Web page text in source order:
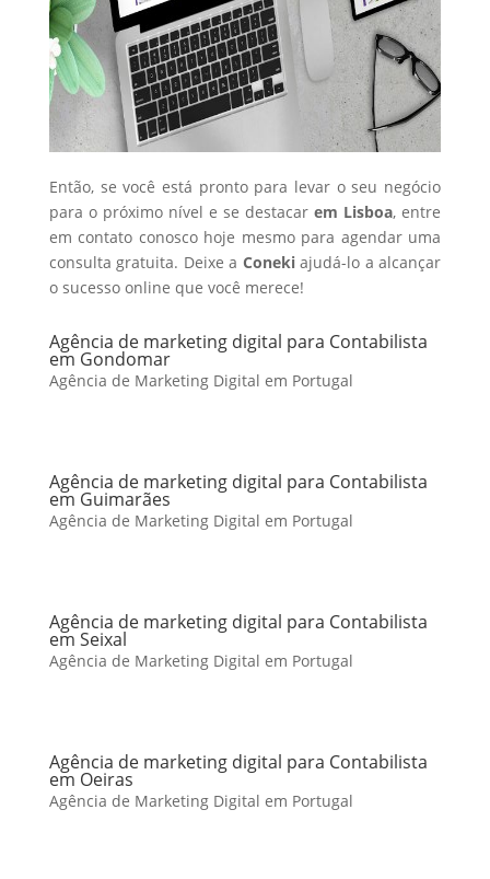
Então, se você está pronto para levar o seu negócio
para o próximo nível e se destacarem Lisboa, entre
em contato conosco hoje mesmo para agendar uma
consulta gratuita. Deixe a Conekiajudá-lo a alcançar
o sucesso online que você merece!
Agência de marketing digital para Contabilista
em Gondomar
Agência de Marketing Digital em Portugal
Agência de marketing digital para Contabilista
em Guimarães
Agência de Marketing Digital em Portugal
Agência de marketing digital para Contabilista
em Seixal
Agência de Marketing Digital em Portugal
Agência de marketing digital para Contabilista
em Oeiras
Agência de Marketing Digital em Portugal